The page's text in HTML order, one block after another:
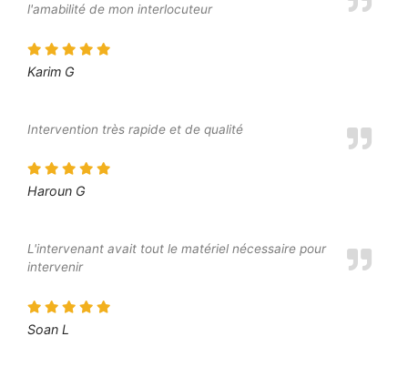
l'amabilité de mon interlocuteur
Karim G
Intervention très rapide et de qualité
Haroun G
L'intervenant avait tout le matériel nécessaire pour
intervenir
Soan L